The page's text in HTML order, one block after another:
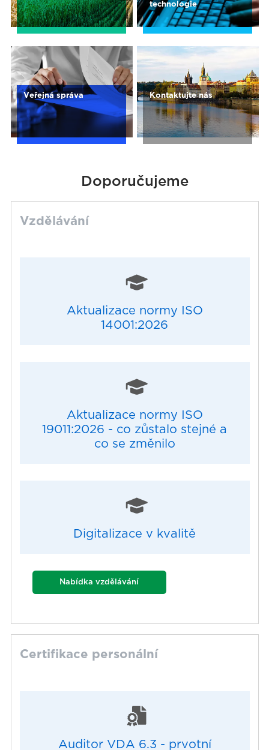
technologie
Veřejná správa Kontaktujte nás
Doporučujeme
Vzdělávání
Aktualizace normy ISO
14001:2026
Aktualizace normy ISO
19011:2026 - co zůstalo stejné a
co se změnilo
Digitalizace v kvalitě
Nabídka vzdělávání
Certifikace personální
Auditor VDA 6.3 - prvotní